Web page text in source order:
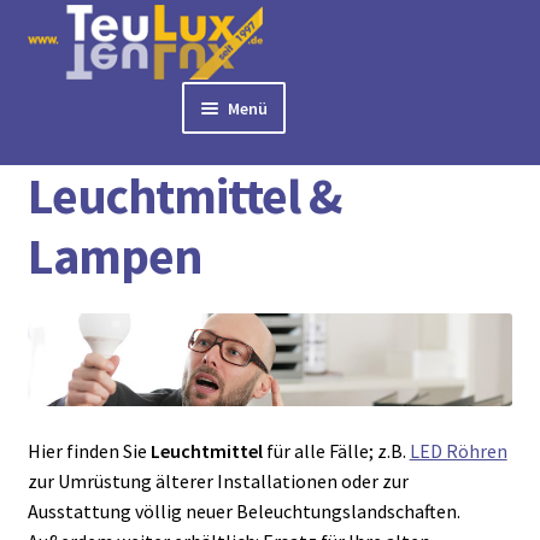
Navigation
springen
Inhalt
springen
Menü
► LED PANELS
► DOWNLIGHTS
► TISCHLEUCHTEN
► 3 PHASEN STROMSCHIENE
► AUSSENLEUCHTEN
► LED STREIFEN
► ZUBEHÖR
► LEUCHTMITTEL
Leuchtmittel &
Lampen
Hier finden Sie Leuchtmittelfür alle Fälle; z.B. LED Röhren
zur Umrüstung älterer Installationen oder zur
Ausstattung völlig neuer Beleuchtungslandschaften.